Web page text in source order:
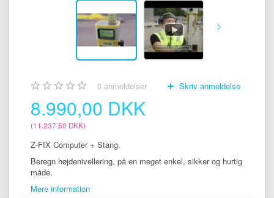
0 anmeldelser Skriv anmeldelse
8.990,00 DKK
(11.237,50 DKK)
Z-FIX Computer + Stang.
Beregn højdenivellering, på en meget enkel, sikker og hurtig
måde.
Mere information